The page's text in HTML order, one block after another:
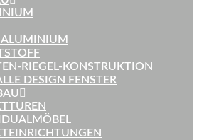
RIEGEL-KONSTRUKTION
DESIGN FENSTER